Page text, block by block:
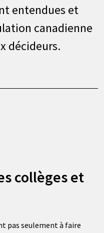
entendues et
canadienne
décideurs.
collèges et
pas seulement à faire